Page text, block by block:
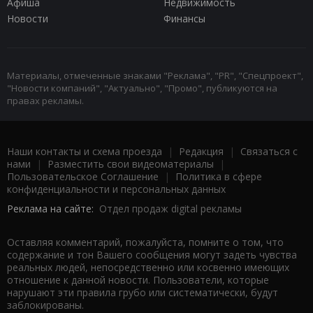
Афиша
Недвижимость
Новости
Финансы
Материалы, отмеченные знаками "Реклама", "PR", "Спецпроект",
"Новости компаний", "Актуально", "Промо", публикуются на
правах рекламы.
Наши контакты и схема проезда | Редакция | Связаться с
нами | Разместить свои видеоматериалы |
Пользовательское Соглашение |
Политика в сфере
конфиденциальности и персональных данных
Реклама на сайте: Отдел продаж digital рекламы
Оставляя комментарий, пожалуйста, помните о том, что
содержание и тон Вашего сообщения могут задеть чувства
реальных людей, непосредственно или косвенно имеющих
отношение к данной новости. Пользователи, которые
нарушают эти правила грубо или систематически, будут
заблокированы.